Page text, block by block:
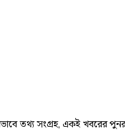
তথ্য সংগ্রহ, একই খবরের